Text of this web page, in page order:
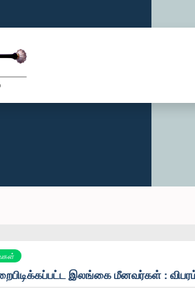
இலங்கை மீனவர்கள் :